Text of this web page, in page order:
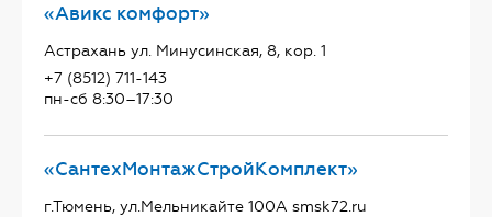
«Авикс комфорт»
Астрахань ул. Минусинская, 8, кор. 1
+7 (8512) 711-143
пн-сб 8:30–17:30
«СантехМонтажСтройКомплект»
г.Тюмень, ул.Мельникайте 100А smsk72.ru